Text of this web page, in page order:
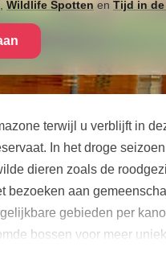
Wildlife Spotten en Tijd in
terwijl u verblijft in
In het droge
dieren zoals de
bezoeken aan
gebieden per
bossen voor meer
in de schoonheid van het